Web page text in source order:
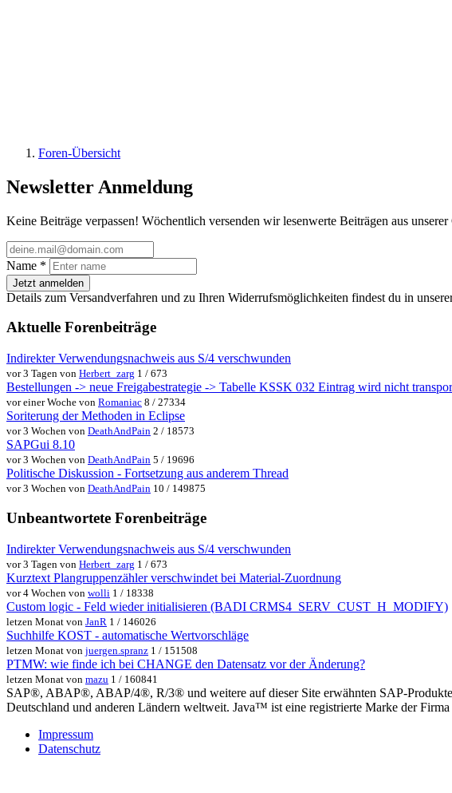
Foren-Übersicht
Newsletter Anmeldung
Keine Beiträge verpassen! Wöchentlich versenden wir lesenwerte Beiträgen aus
Name *
Jetzt anmelden
Details zum Versandverfahren und zu Ihren Widerrufsmöglichkeiten findest du in
Aktuelle Forenbeiträge
Indirekter Verwendungsnachweis aus S/4 verschwunden
vor 3 Tagen von Herbert_zarg 1 / 673
Bestellungen -> neue Freigabestrategie -> Tabelle KSSK 032 Eintrag wird nicht
vor einer Woche von Romaniac 8 / 27334
Soriterung der Methoden in Eclipse
vor 3 Wochen von DeathAndPain 2 / 18573
SAPGui 8.10
vor 3 Wochen von DeathAndPain 5 / 19696
Politische Diskussion - Fortsetzung aus anderem Thread
vor 3 Wochen von DeathAndPain 10 / 149875
Unbeantwortete Forenbeiträge
Indirekter Verwendungsnachweis aus S/4 verschwunden
vor 3 Tagen von Herbert_zarg 1 / 673
Kurztext Plangruppenzähler verschwindet bei Material-Zuordnung
vor 4 Wochen von wolli 1 / 18338
Custom logic - Feld wieder initialisieren (BADI CRMS4_SERV_CUST_H_MODIFY)
letzen Monat von JanR 1 / 146026
Suchhilfe KOST - automatische Wertvorschläge
letzen Monat von juergen.spranz 1 / 151508
PTMW: wie finde ich bei CHANGE den Datensatz vor der Änderung?
letzen Monat von mazu 1 / 160841
SAP®, ABAP®, ABAP/4®, R/3® und weitere auf dieser Site erwähnten SAP-
Deutschland und anderen Ländern weltweit. Java™ ist eine registrierte Marke der
Impressum
Datenschutz